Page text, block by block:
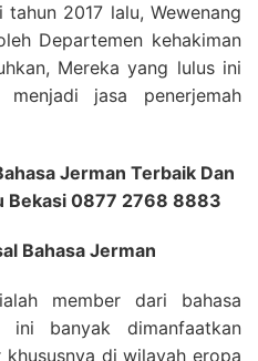
2017 lalu, Wewenang
Departemen kehakiman
Mereka yang lulus ini
jasa penerjemah
Jerman Terbaik Dan
Bekasi 0877 2768 8883
Bahasa Jerman
member dari bahasa
ini banyak dimanfaatkan
di wilayah eropa